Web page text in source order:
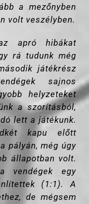
a mezőnyben
volt veszélyben.
apró hibákat
rá tudunk még
játékrész
sajnos
helyzeteket
a szorításból,
lett a játékunk.
kapu előtt
pályán, még úgy
állapotban volt.
vendégek egy
(1:1). A
de mégsem